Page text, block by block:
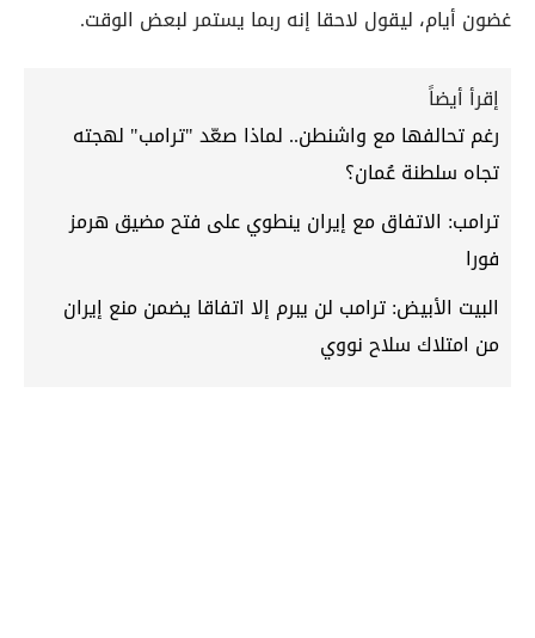
غضون أيام، ⁠ليقول لاحقا إنه ربما يستمر لبعض الوقت.
إقرأ أيضاً
رغم تحالفها مع واشنطن.. لماذا صعّد "ترامب" لهجته
تجاه سلطنة عُمان؟
ترامب: الاتفاق مع إيران ينطوي على فتح مضيق هرمز
فورا
البيت الأبيض: ترامب لن يبرم إلا اتفاقا يضمن منع إيران
من امتلاك سلاح نووي